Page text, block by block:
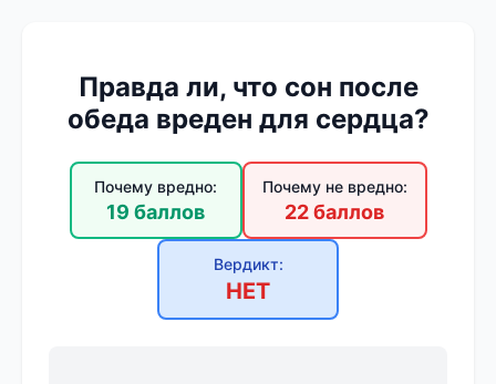
Правда ли, что сон после
обеда вреден для сердца?
Почему вредно:
19 баллов
Почему не вредно:
22 баллов
Вердикт:
НЕТ